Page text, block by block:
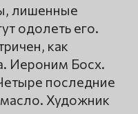
лишенные
одолеть его.
как
Иероним Босх.
последние
Художник